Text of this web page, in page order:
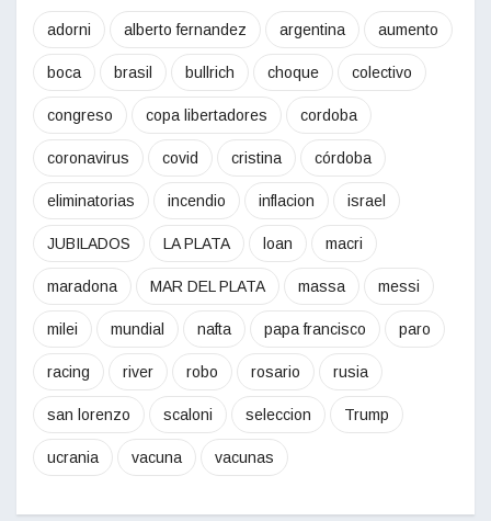
adorni alberto fernandez argentina aumento
boca brasil bullrich choque colectivo
congreso copa libertadores cordoba
coronavirus covid cristina córdoba
eliminatorias incendio inflacion israel
JUBILADOS LA PLATA loan macri
maradona MAR DEL PLATA massa messi
milei mundial nafta papa francisco paro
racing river robo rosario rusia
san lorenzo scaloni seleccion Trump
ucrania vacuna vacunas